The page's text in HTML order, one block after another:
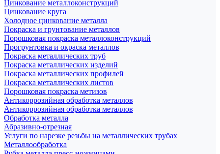
Цинкование металлоконструкций
Цинкование круга
Холодное цинкование металла
Покраска и грунтование металлов
Порошковая покраска металлоконструкций
Прогрунтовка и окраска металлов
Покраска металлических труб
Покраска металлических изделий
Покраска металлических профилей
Покраска металлических листов
Порошковая покраска метизов
Антикоррозийная обработка металлов
Антикоррозийная обработка металлов
Обработка металла
Абразивно-отрезная
Услуги по нарезке резьбы на металлических трубах
Металлообработка